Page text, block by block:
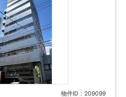
物件ID：209099